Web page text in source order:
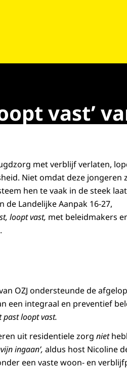
vast’
met verblijf verlaten,
Niet omdat deze jongeren
hen te vaak in de steek
Landelijke Aanpak 16-27,
loopt vast, met beleidmakers
OZJ ondersteunde de
een integraal en preventief
past loopt vast.
uit residentiele zorg niet
ingaan’, aldus host Nicoline
een vaste woon- en